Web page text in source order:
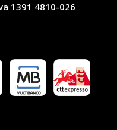
1391 4810-026